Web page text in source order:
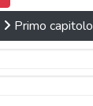
Primo capitolo